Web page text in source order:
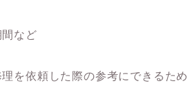
など
を依頼した際の参考にできるため